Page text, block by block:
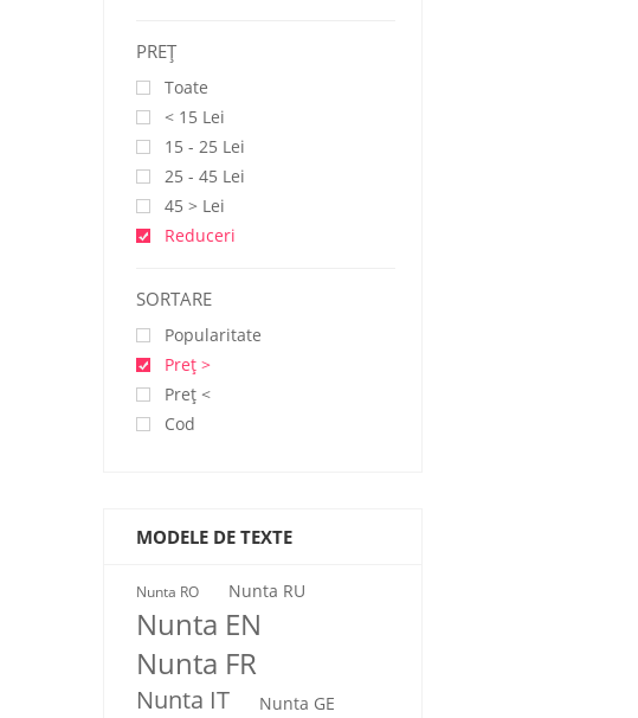
PREŢ
Toate
< 15 Lei
15 - 25 Lei
25 - 45 Lei
45 > Lei
Reduceri
SORTARE
Popularitate
Preţ >
Preţ <
Cod
MODELE DE TEXTE
Nunta RO Nunta RU
Nunta EN
Nunta FR
Nunta IT
Nunta GE